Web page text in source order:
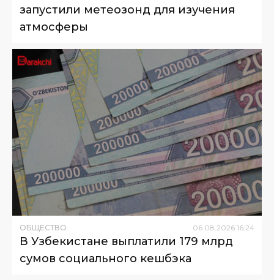
запустили метеозонд для изучения
атмосферы
ОБЩЕСТВО 06.08.2026 16:24
В Узбекистане выплатили 179 млрд
сумов социального кешбэка